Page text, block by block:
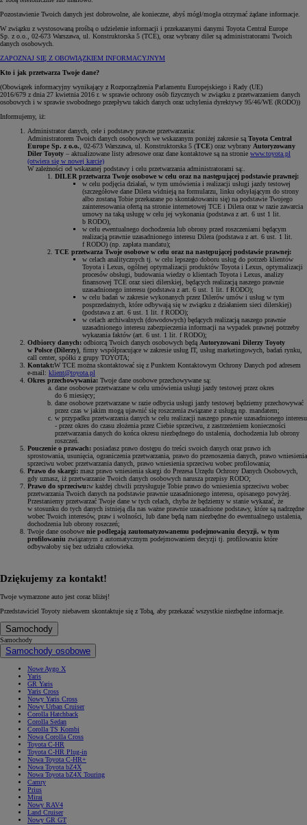
Pozostawienie Twoich danych jest dobrowolne, ale konieczne, abyś mógł/mogła otrzymać żądane informacje.
W związku z wystosowaną prośbą o udzielenie informacji i przekazanymi danymi Toyota Central Europe
Sp. z o.o., 02-673 Warszawa, ul. Konstruktorska 5 (TCE), oraz wybrany diler są administratorami Twoich
danych osobowych.
ZAPOZNAJ SIĘ Z OBOWIĄZKIEM INFORMACYJNYM
Kto i jak przetwarza Twoje dane?
(Obowiązek informacyjny wynikający z Rozporządzenia Parlamentu Europejskiego i Rady (UE)
2016/679 z dnia 27 kwietnia 2016 r. w sprawie ochrony osób fizycznych w związku z przetwarzaniem danych
osobowych i w sprawie swobodnego przepływu takich danych oraz uchylenia dyrektywy 95/46/WE (RODO))
Informujemy, iż:
Administrator danych, cele i podstawy prawne przetwarzania:
Administratorem Twoich danych osobowych we wskazanym poniżej zakresie są Toyota Central
Europe Sp. z o.o. , 02-673 Warszawa, ul. Konstruktorska 5 (TCE) oraz wybrany Autoryzowany
Diler Toyoty – aktualizowane listy adresowe oraz dane kontaktowe są na stronie www.toyota.pl
(otwiera się w nowej karcie)
W zależności od wskazanej podstawy i celu przetwarzania administratorami są:.
DILER przetwarza Twoje osobowe w celu oraz na następującej podstawie prawnej:
w celu podjęcia działań, w tym umówienia i realizacji usługi jazdy testowej
(szczegółowe dane Dilera widnieją na formularzu, linku odsyłającym do strony
albo zostaną Tobie przekazane po skontaktowaniu się) na podstawie Twojego
zainteresowania ofertą na stronie internetowej TCE i Dilera oraz w razie zawarcia
umowy na taką usługę w celu jej wykonania (podstawa z art. 6 ust 1 lit.
b RODO),
w celu ewentualnego dochodzenia lub obrony przed roszczeniami będącym
realizacją prawnie uzasadnionego interesu Dilera (podstawa z art. 6 ust. 1 lit.
f RODO) (np. zapłata mandatu);
TCE przetwarza Twoje osobowe w celu oraz na następującej podstawie prawnej:
w celach analitycznych tj. w celu lepszego doboru usług do potrzeb klientów
Toyota i Lexus, ogólnej optymalizacji produktów Toyota i Lexus, optymalizacji
procesów obsługi, budowania wiedzy o klientach Toyota i Lexus, analizy
finansowej TCE oraz sieci dilerskiej, będących realizacją naszego prawnie
uzasadnionego interesu (podstawa z art. 6 ust. 1 lit. f RODO);
w celu badań w zakresie wykonanych przez Dilerów umów i usług w tym
posprzedażnych, które odbywają się w związku z działaniem sieci dilerskiej)
(podstawa z art. 6 ust. 1 lit. f RODO);
w celach archiwalnych (dowodowych) będących realizacją naszego prawnie
uzasadnionego interesu zabezpieczenia informacji na wypadek prawnej potrzeby
wykazania faktów (art. 6 ust. 1 lit. f RODO);
Odbiorcy danych: odbiorcą Twoich danych osobowych będą Autoryzowani Dilerzy Toyoty
w Polsce (Dilerzy) , firmy współpracujące w zakresie usług IT, usług marketingowych, badań rynku,
call center, spółki z grupy TOYOTA;
Kontakt:W TCE można skontaktować się z Punktem Kontaktowym Ochrony Danych pod adresem
e-mail: klient@toyota.pl
Okres przechowywania: Twoje dane osobowe przechowywane są:
dane osobowe przetwarzane w celu umówienia usługi jazdy testowej przez okres
do 6 miesięcy;
dane osobowe przetwarzane w razie odbycia usługi jazdy testowej będziemy przechowywać
przez czas w jakim mogą ujawnić się roszczenia związane z usługą np. mandatem;
w przypadku przetwarzania danych w celu realizacji naszego prawnie uzasadnionego interesu
- przez okres do czasu złożenia przez Ciebie sprzeciwu, z zastrzeżeniem konieczności
przetwarzania danych do końca okresu niezbędnego do ustalenia, dochodzenia lub obrony
roszczeń.
Pouczenie o prawach: posiadasz prawo dostępu do treści swoich danych oraz prawo ich
sprostowania, usunięcia, ograniczenia przetwarzania, prawo do przenoszenia danych, prawo wniesienia
sprzeciwu wobec przetwarzania danych, prawo wniesienia sprzeciwu wobec profilowania;
Prawo do skargi: masz prawo wniesienia skargi do Prezesa Urzędu Ochrony Danych Osobowych,
gdy uznasz, iż przetwarzanie Twoich danych osobowych narusza przepisy RODO;
Prawo do sprzeciwu:w każdej chwili przysługuje Tobie prawo do wniesienia sprzeciwu wobec
przetwarzania Twoich danych na podstawie prawnie uzasadnionego interesu, opisanego powyżej.
Przestaniemy przetwarzać Twoje dane w tych celach, chyba że będziemy w stanie wykazać, że
w stosunku do tych danych istnieją dla nas ważne prawnie uzasadnione podstawy, które są nadrzędne
wobec Twoich interesów, praw i wolności, lub dane będą nam niezbędne do ewentualnego ustalenia,
dochodzenia lub obrony roszczeń;
Twoje dane osobowe nie podlegają zautomatyzowanemu podejmowaniu decyzji, w tym
profilowaniu związanym z automatycznym podejmowaniem decyzji tj. profilowaniu które
odbywałoby się bez udziału człowieka.
Dziękujemy za kontakt!
Twoje wymarzone auto jest coraz bliżej!
Przedstawiciel Toyoty niebawem skontaktuje się z Tobą, aby przekazać wszystkie niezbędne informacje.
Samochody
Samochody
Samochody osobowe
Nowe Aygo X
Yaris
GR Yaris
Yaris Cross
Nowy Yaris Cross
Nowy Urban Cruiser
Corolla Hatchback
Corolla Sedan
Corolla TS Kombi
Nowa Corolla Cross
Toyota C-HR
Toyota C-HR Plug-in
Nowa Toyota C-HR+
Nowa Toyota bZ4X
Nowa Toyota bZ4X Touring
Camry
Prius
Mirai
Nowy RAV4
Land Cruiser
Nowy GR GT